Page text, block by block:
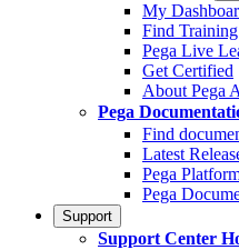
My
Find Training
Pega Live
Get Certified
About Pega
Pega
Find
Latest
Pega
Pega
Support
Support Center